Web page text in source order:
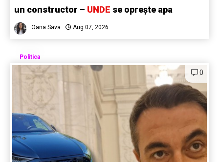
un constructor – UNDE se oprește apa
Oana Sava Aug 07, 2026
Politica
0